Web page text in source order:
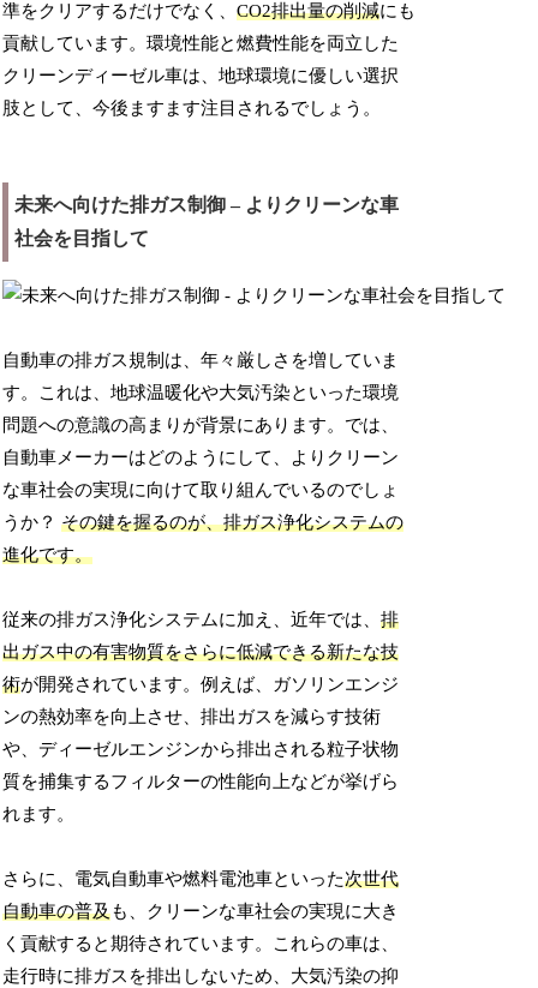
準をクリアするだけでなく、CO2排出量の削減にも
貢献しています。環境性能と燃費性能を両立した
クリーンディーゼル車は、地球環境に優しい選択
肢として、今後ますます注目されるでしょう。
未来へ向けた排ガス制御 – よりクリーンな車
社会を目指して
自動車の排ガス規制は、年々厳しさを増していま
す。これは、地球温暖化や大気汚染といった環境
問題への意識の高まりが背景にあります。では、
自動車メーカーはどのようにして、よりクリーン
な車社会の実現に向けて取り組んでいるのでしょ
うか？その鍵を握るのが、排ガス浄化システムの
進化です。
従来の排ガス浄化システムに加え、近年では、排
出ガス中の有害物質をさらに低減できる新たな技
術が開発されています。例えば、ガソリンエンジ
ンの熱効率を向上させ、排出ガスを減らす技術
や、ディーゼルエンジンから排出される粒子状物
質を捕集するフィルターの性能向上などが挙げら
れます。
さらに、電気自動車や燃料電池車といった次世代
自動車の普及も、クリーンな車社会の実現に大き
く貢献すると期待されています。これらの車は、
走行時に排ガスを排出しないため、大気汚染の抑